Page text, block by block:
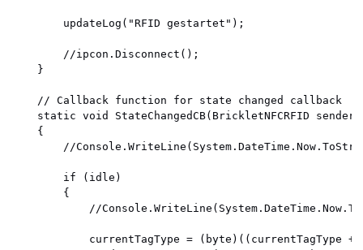
updateLog("RFID gestartet");
//ipcon.Disconnect();
}
// Callback function for state changed callback
static void StateChangedCB(BrickletNFCRFID
{
//
if (idle)
{
//
currentTagType = (byte)((currentTagType +